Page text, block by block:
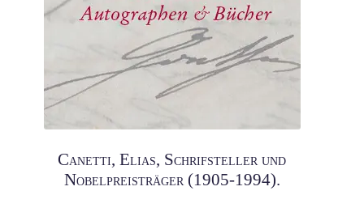
Canetti, Elias, Schrifsteller und
Nobelpreisträger (1905-1994).